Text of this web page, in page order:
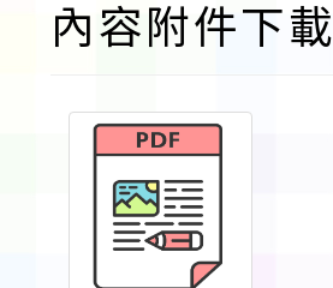
內容附件下載